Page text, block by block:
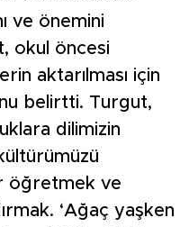
ve önemini
okul öncesi
aktarılması için
belirtti. Turgut,
dilimizin
öğretmek ve
‘Ağaç yaşken